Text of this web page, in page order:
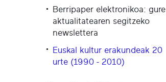
Berripaper elektronikoa: gure
aktualitatearen segitzeko
newslettera
Euskal kultur erakundeak 20
urte (1990 - 2010)